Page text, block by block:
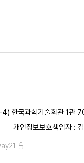
한국과학기술회관 1관
개인정보보호책임자 :